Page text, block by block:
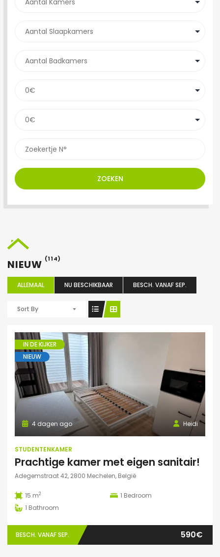
ZOEKEN
NIEUW (114)
ALLEMAAL NU BESCHIKBAAR BESCH. VANAF SEP.
Sort By
IN DE KIJKER
NIEUW
Heidi
4 dagen ago
STUDENTENKAMER
Prachtige kamer met eigen sanitair!
Adegemstraat 42, 2800 Mechelen, België
15 m2 1 Bedroom
1 Bathroom
BESCH. VANAF SEP. 590€